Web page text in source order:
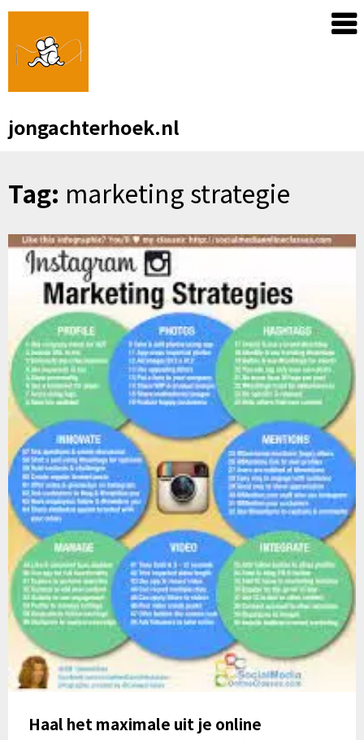
Skip
content
jongachterhoek.nl
Tag: marketing strategie
Haal het maximale uit je online